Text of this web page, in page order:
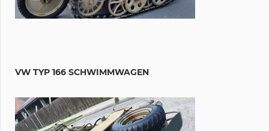
VW TYP 166 SCHWIMMWAGEN